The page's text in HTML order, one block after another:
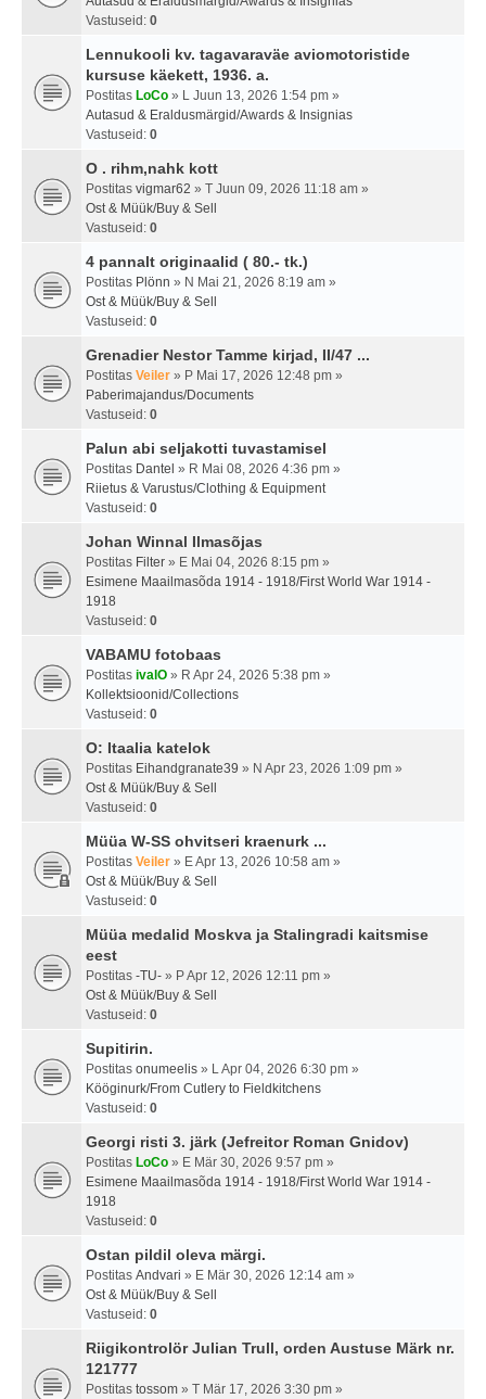
Vastuseid: 0
Lennukooli kv. tagavaraväe aviomotoristide
kursuse käekett, 1936. a.
Postitas LoCo » L Juun 13, 2026 1:54 pm »
Autasud & Eraldusmärgid/Awards & Insignias
Vastuseid: 0
O . rihm,nahk kott
Postitas vigmar62 » T Juun 09, 2026 11:18 am »
Ost & Müük/Buy & Sell
Vastuseid: 0
4 pannalt originaalid ( 80.- tk.)
Postitas Plönn » N Mai 21, 2026 8:19 am »
Ost & Müük/Buy & Sell
Vastuseid: 0
Grenadier Nestor Tamme kirjad, II/47 ...
Postitas Veiler » P Mai 17, 2026 12:48 pm »
Paberimajandus/Documents
Vastuseid: 0
Palun abi seljakotti tuvastamisel
Postitas Dantel » R Mai 08, 2026 4:36 pm »
Riietus & Varustus/Clothing & Equipment
Vastuseid: 0
Johan Winnal Ilmasõjas
Postitas Filter » E Mai 04, 2026 8:15 pm »
Esimene Maailmasõda 1914 - 1918/First World War 1914 -
1918
Vastuseid: 0
VABAMU fotobaas
Postitas ivalO » R Apr 24, 2026 5:38 pm »
Kollektsioonid/Collections
Vastuseid: 0
O: Itaalia katelok
Postitas Eihandgranate39 » N Apr 23, 2026 1:09 pm »
Ost & Müük/Buy & Sell
Vastuseid: 0
Müüa W-SS ohvitseri kraenurk ...
Postitas Veiler » E Apr 13, 2026 10:58 am »
Ost & Müük/Buy & Sell
Vastuseid: 0
Müüa medalid Moskva ja Stalingradi kaitsmise
eest
Postitas -TU- » P Apr 12, 2026 12:11 pm »
Ost & Müük/Buy & Sell
Vastuseid: 0
Supitirin.
Postitas onumeelis » L Apr 04, 2026 6:30 pm »
Kööginurk/From Cutlery to Fieldkitchens
Vastuseid: 0
Georgi risti 3. järk (Jefreitor Roman Gnidov)
Postitas LoCo » E Mär 30, 2026 9:57 pm »
Esimene Maailmasõda 1914 - 1918/First World War 1914 -
1918
Vastuseid: 0
Ostan pildil oleva märgi.
Postitas Andvari » E Mär 30, 2026 12:14 am »
Ost & Müük/Buy & Sell
Vastuseid: 0
Riigikontrolör Julian Trull, orden Austuse Märk nr.
121777
Postitas tossom » T Mär 17, 2026 3:30 pm »